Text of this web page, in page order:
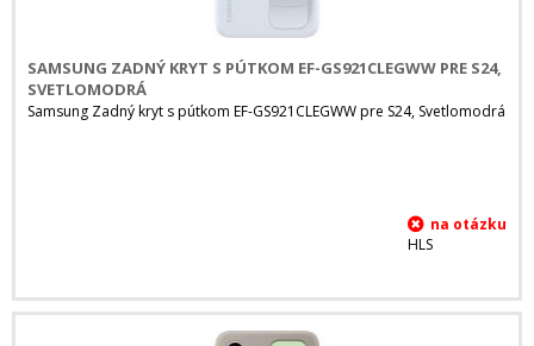
SAMSUNG ZADNÝ KRYT S PÚTKOM EF-GS921CLEGWW PRE S24,
SVETLOMODRÁ
Samsung Zadný kryt s pútkom EF-GS921CLEGWW pre S24, Svetlomodrá
HLS